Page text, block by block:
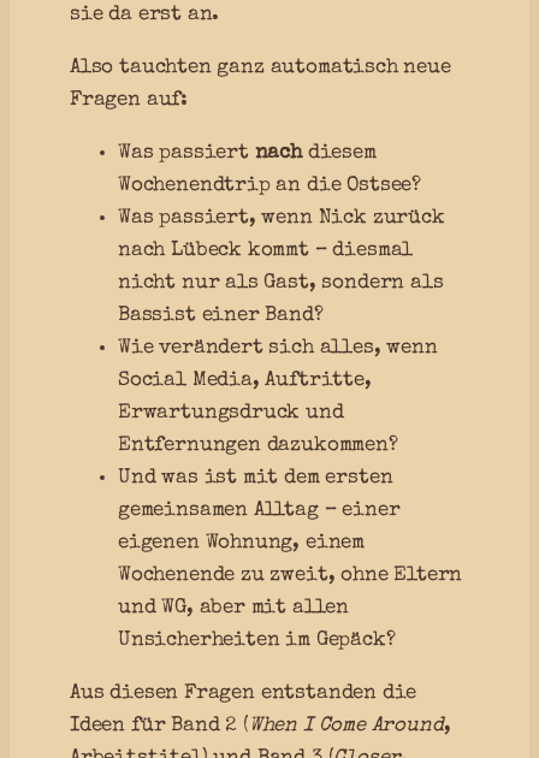
sie da erst an.
Also tauchten ganz automatisch neue
Fragen auf:
Was passiert nachdiesem
Wochenendtrip an die Ostsee?
Was passiert, wenn Nick zurück
nach Lübeck kommt – diesmal
nicht nur als Gast, sondern als
Bassist einer Band?
Wie verändert sich alles, wenn
Social Media, Auftritte,
Erwartungsdruck und
Entfernungen dazukommen?
Und was ist mit dem ersten
gemeinsamen Alltag – einer
eigenen Wohnung, einem
Wochenende zu zweit, ohne Eltern
und WG, aber mit allen
Unsicherheiten im Gepäck?
Aus diesen Fragen entstanden die
Ideen für Band 2 ( When I Come Around,